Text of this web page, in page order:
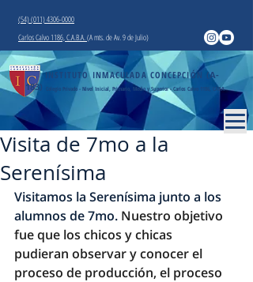
INSTITUTO INMACULADA CONCEPCIÓN (A-
183)
Colegio Privado - Nivel Inicial, Primario, Medio y Superior - Carlos Calvo 1186, CABA
(54) (011) 4306-0000
Carlos Calvo 1186, C.A.B.A.(A mts. de Av. 9 de Julio)
Visita de 7mo a la
Serenísima
Visitamos la Serenísima junto a los
alumnos de 7mo. Nuestro objetivo
fue que los chicos y chicas
pudieran observar y conocer el
proceso de producción, el proceso